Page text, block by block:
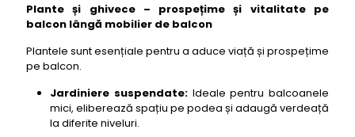
Plante și ghivece – prospețime și vitalitate pe
balcon lângă mobilier de balcon
Plantele sunt esențiale pentru a aduce viață și prospețime
pe balcon.
Jardiniere suspendate:Ideale pentru balcoanele
mici, eliberează spațiu pe podea și adaugă verdeață
la diferite niveluri.